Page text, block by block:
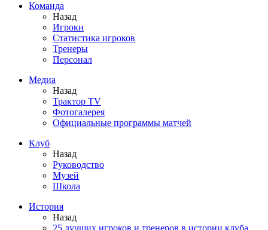
Команда
Назад
Игроки
Статистика игроков
Тренеры
Персонал
Медиа
Назад
Трактор TV
Фотогалерея
Официальные программы матчей
Клуб
Назад
Руководство
Музей
Школа
История
Назад
25 лучших игроков и тренеров в истории клуба